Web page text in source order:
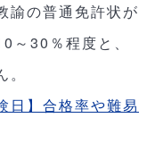
諭の普通免許状が
～30％程度と、
日】合格率や難易